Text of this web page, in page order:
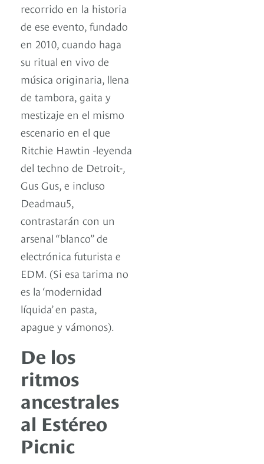
recorrido en la historia
de ese evento, fundado
en 2010, cuando haga
su ritual en vivo de
música originaria, llena
de tambora, gaita y
mestizaje en el mismo
escenario en el que
Ritchie Hawtin -leyenda
del techno de Detroit-,
Gus Gus, e incluso
Deadmau5,
contrastarán con un
arsenal “blanco” de
electrónica futurista e
EDM. (Si esa tarima no
es la ‘modernidad
líquida’ en pasta,
apague y vámonos).
De los
ritmos
ancestrales
al Estéreo
Picnic